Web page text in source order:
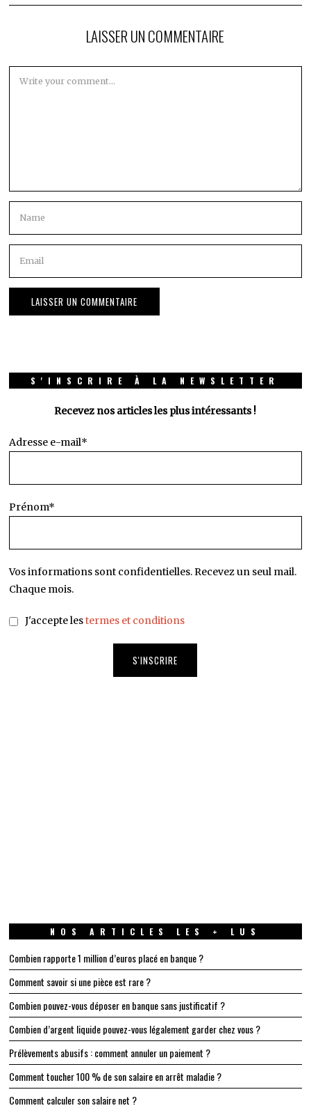
LAISSER UN COMMENTAIRE
S'INSCRIRE À LA NEWSLETTER
Recevez nos articles les plus intéressants !
Adresse e-mail*
Prénom*
Vos informations sont confidentielles. Recevez un seul mail.
Chaque mois.
J'accepte lestermes et conditions
NOS ARTICLES LES + LUS
Combien rapporte 1 million d’euros placé en banque ?
Comment savoir si une pièce est rare ?
Combien pouvez-vous déposer en banque sans justificatif ?
Combien d’argent liquide pouvez-vous légalement garder chez vous ?
Prélèvements abusifs : comment annuler un paiement ?
Comment toucher 100 % de son salaire en arrêt maladie ?
Comment calculer son salaire net ?